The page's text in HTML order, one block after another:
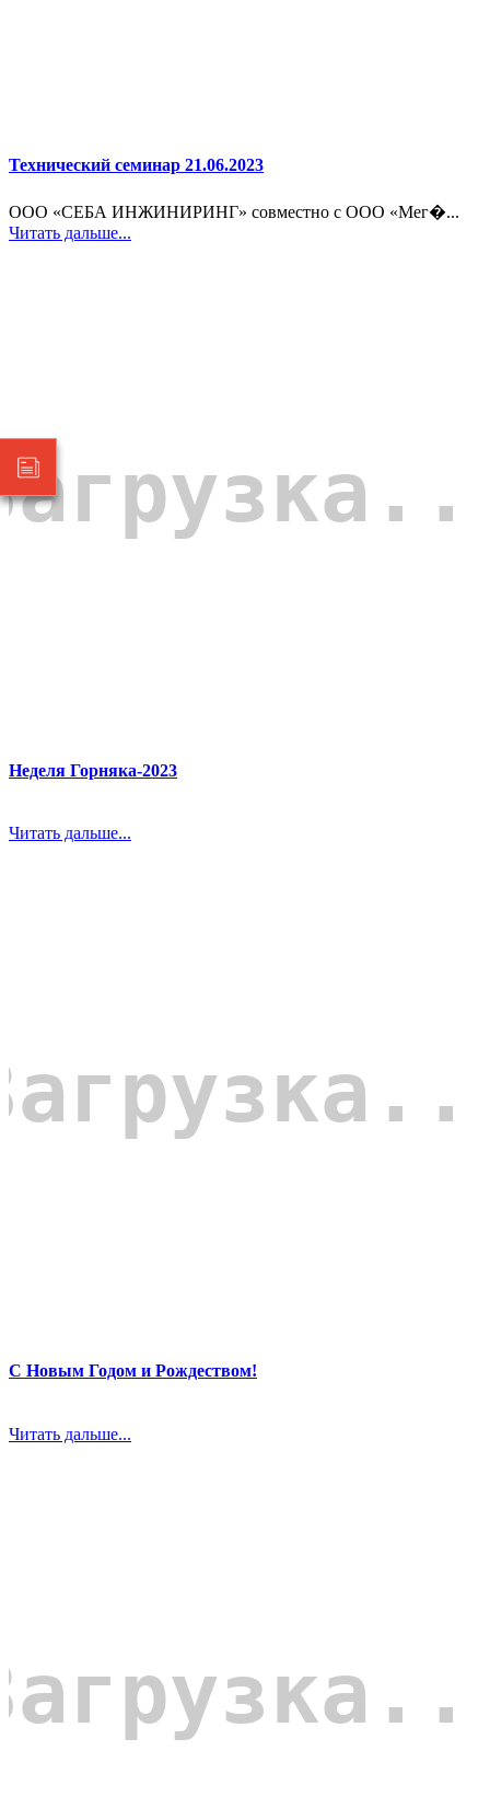
Технический семинар 21.06.2023
ООО «СЕБА ИНЖИНИРИНГ» совместно с ООО «Мег�...
Читать дальше...
Неделя Горняка-2023
Читать дальше...
С Новым Годом и Рождеством!
Читать дальше...